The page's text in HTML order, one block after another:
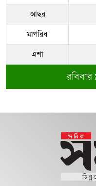
১৮
১
আছর
মাগরিব
এশা